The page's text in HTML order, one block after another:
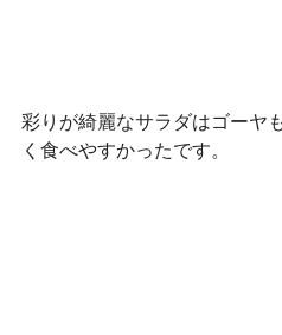
彩りが綺麗なサラダはゴーヤ
く食べやすかったです。